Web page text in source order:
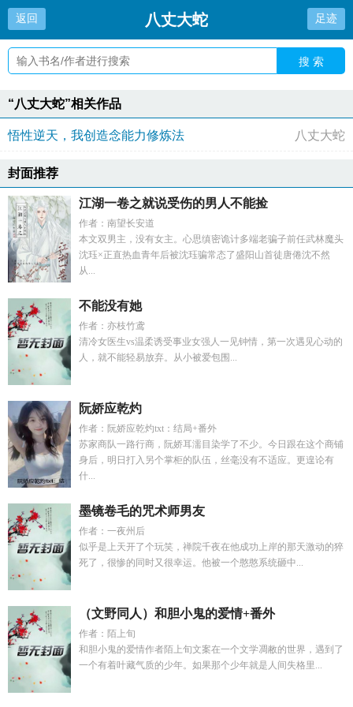
返回 八丈大蛇 足迹
搜 索
“八丈大蛇”相关作品
悟性逆天，我创造念能力修炼法 八丈大蛇
封面推荐
江湖一卷之就说受伤的男人不能捡
作者：南望长安道
本文双男主，没有女主。心思缜密诡计多端老骗子前任武林魔头
沈珏×正直热血青年后被沈珏骗常态了盛阳山首徒唐倦沈不然
从...
不能没有她
作者：亦枝竹鸢
清冷女医生vs温柔诱受事业女强人一见钟情，第一次遇见心动的
人，就不能轻易放弃。从小被爱包围...
阮娇应乾灼
作者：阮娇应乾灼txt：结局+番外
苏家商队一路行商，阮娇耳濡目染学了不少。今日跟在这个商铺
身后，明日打入另个掌柜的队伍，丝毫没有不适应。更遑论有
什...
墨镜卷毛的咒术师男友
作者：一夜州后
似乎是上天开了个玩笑，禅院千夜在他成功上岸的那天激动的猝
死了，很惨的同时又很幸运。他被一个憨憨系统砸中...
（文野同人）和胆小鬼的爱情+番外
作者：陌上旬
和胆小鬼的爱情作者陌上旬文案在一个文学凋敝的世界，遇到了
一个有着叶藏气质的少年。如果那个少年就是人间失格里...